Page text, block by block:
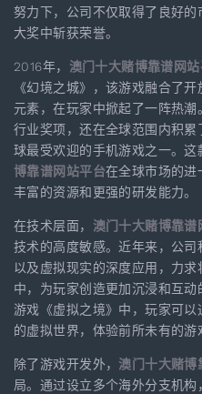
努力下，公司不仅取得了良好
大奖中斩获荣誉。
2016年， 澳门十大赌博靠谱网站
《幻境之城》，该游戏融合了
元素，在玩家中掀起了一阵热
行业奖项，还在全球范围内积
球最受欢迎的手机游戏之一。这
博靠谱网站平台在全球市场的进
丰富的资源和更强的研发能力。
在技术层面， 澳门十大赌博靠谱
技术的高度敏感。近年来，公
以及虚拟现实的深度应用，力
中，为玩家创造更加沉浸和互
游戏《虚拟之境》中，玩家可
的虚拟世界，体验前所未有的游
除了游戏开发外， 澳门十大赌博
局。通过设立多个海外分支机